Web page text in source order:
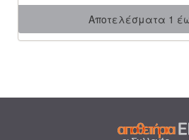
Αποτελέσματα 1